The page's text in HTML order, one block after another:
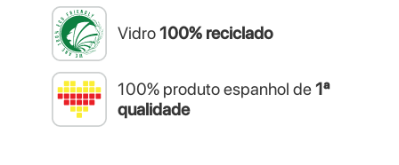
Vidro100% reciclado
100% produto espanhol de1ª
qualidade